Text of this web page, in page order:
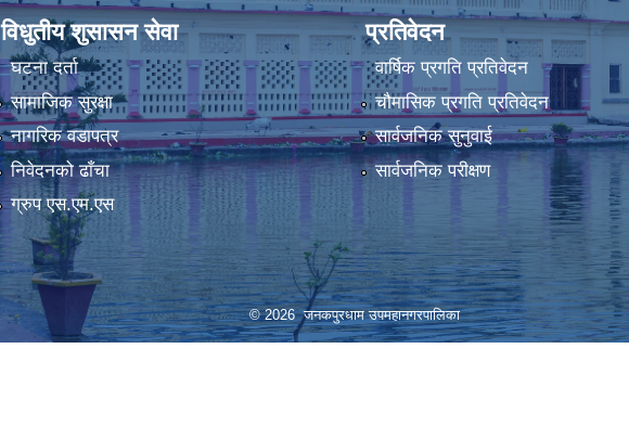
विधुतीय शुसासन सेवा
घटना दर्ता
सामाजिक सुरक्षा
नागरिक वडापत्र
निवेदनको ढाँचा
ग्रुप एस.एम.एस
प्रतिवेदन
वार्षिक प्रगति प्रतिवेदन
चौमासिक प्रगति प्रतिवेदन
सार्वजनिक सुनुवाई
सार्वजनिक परीक्षण
© 2026 जनकपुरधाम उपमहानगरपालिका